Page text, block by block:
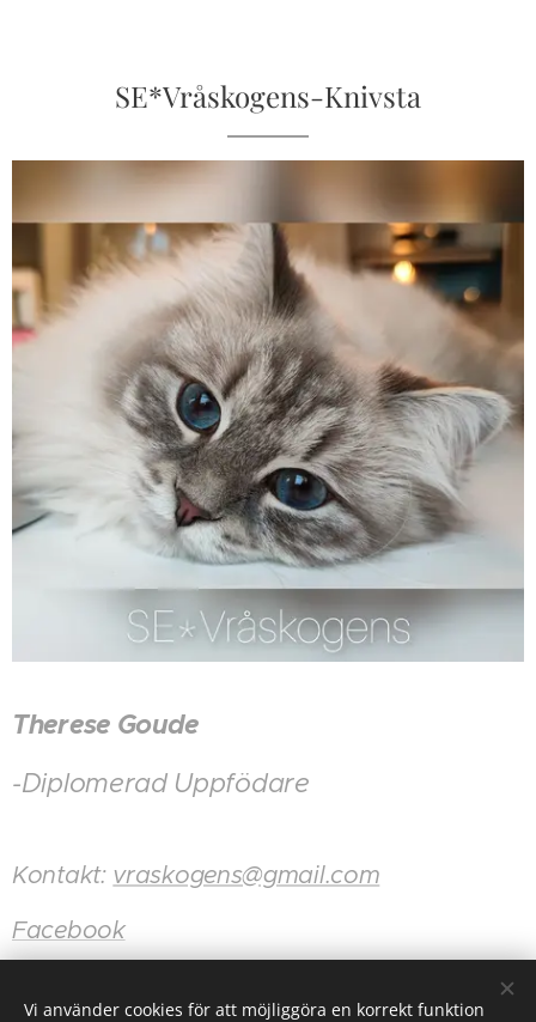
SE*Vråskogens-Knivsta
Therese Goude
-Diplomerad Uppfödare
Kontakt: vraskogens@gmail.com
Facebook
Vi använder cookies för att möjliggöra en korrekt funktion